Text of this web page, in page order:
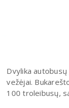
Dvylika
vežėjai.
100 troleibusų,